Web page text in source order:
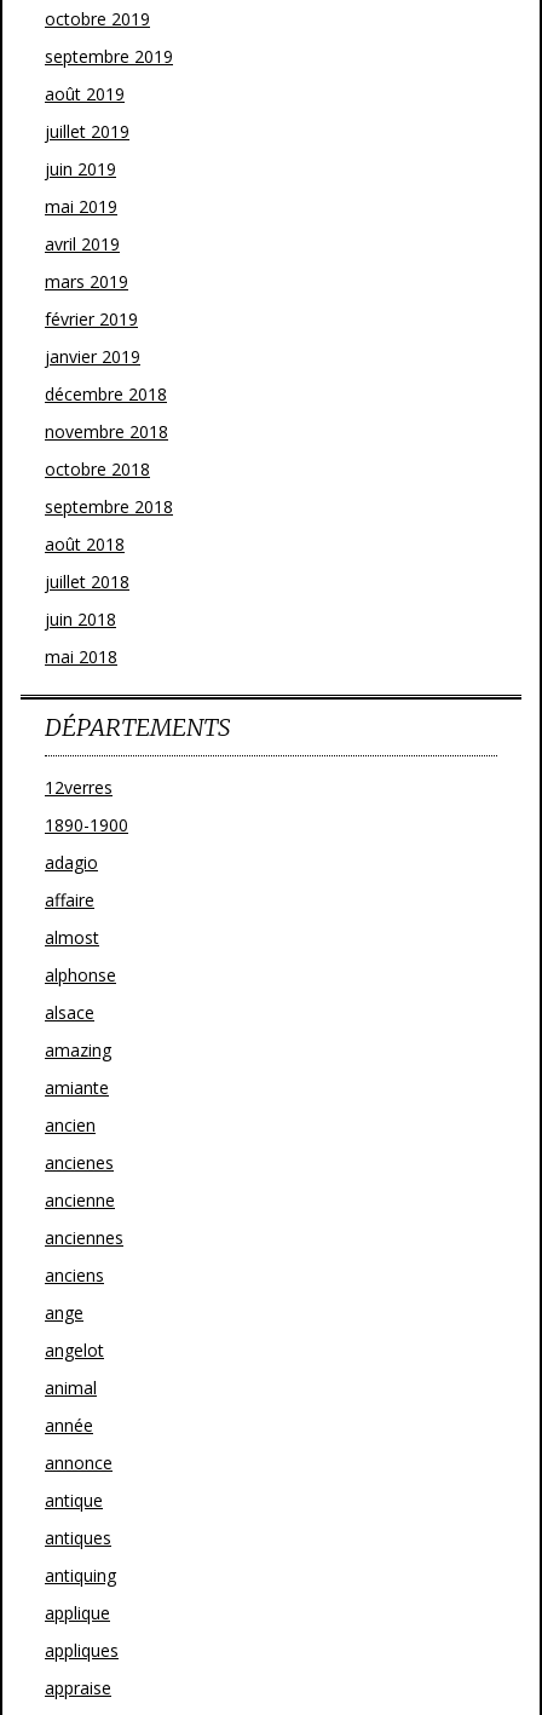
octobre 2019
septembre 2019
août 2019
juillet 2019
juin 2019
mai 2019
avril 2019
mars 2019
février 2019
janvier 2019
décembre 2018
novembre 2018
octobre 2018
septembre 2018
août 2018
juillet 2018
juin 2018
mai 2018
DÉPARTEMENTS
12verres
1890-1900
adagio
affaire
almost
alphonse
alsace
amazing
amiante
ancien
ancienes
ancienne
anciennes
anciens
ange
angelot
animal
année
annonce
antique
antiques
antiquing
applique
appliques
appraise